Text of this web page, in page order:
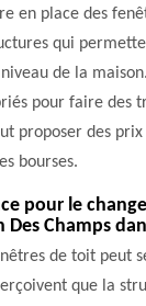
en place des
qui
de la
pour faire des
proposer des
bourses.
pour le
Champs
de toit peut
que la